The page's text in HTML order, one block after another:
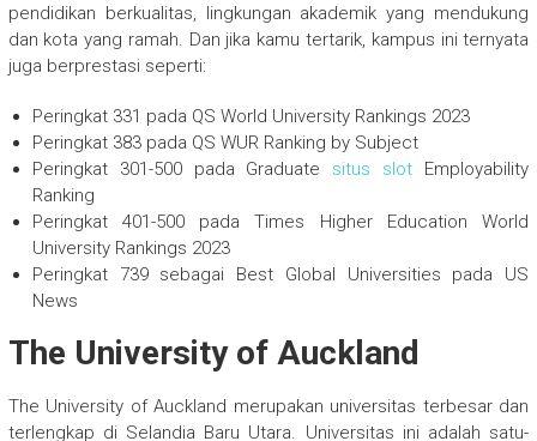
pendidikan berkualitas, lingkungan akademik yang mendukung
dan kota yang ramah. Dan jika kamu tertarik, kampus ini ternyata
juga berprestasi seperti:
Peringkat 331 pada QS World University Rankings 2023
Peringkat 383 pada QS WUR Ranking by Subject
Peringkat 301-500 pada Graduate situs slot Employability
Ranking
Peringkat 401-500 pada Times Higher Education World
University Rankings 2023
Peringkat 739 sebagai Best Global Universities pada US
News
The University of Auckland
The University of Auckland merupakan universitas terbesar dan
terlengkap di Selandia Baru Utara. Universitas ini adalah satu-